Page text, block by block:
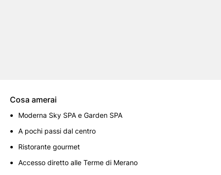
Cosa amerai
Moderna Sky SPA e Garden SPA
A pochi passi dal centro
Ristorante gourmet
Accesso diretto alle Terme di Merano